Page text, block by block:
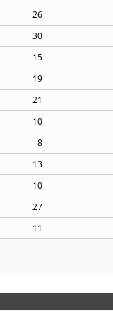
26
30
15
19
21
10
8
13
10
27
11